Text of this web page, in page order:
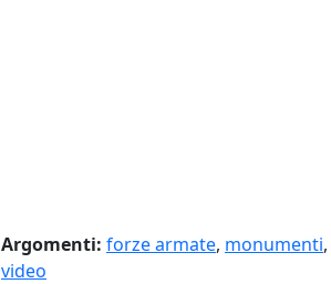
Argomenti: forze armate, monumenti,
video